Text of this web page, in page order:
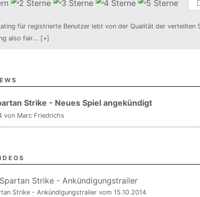
für registrierte Benutzer lebt von der Qualität der verteilten
also fair... [+]
Strike - Neues Spiel angekündigt
von Marc Friedrichs
Strike - Ankündigungstrailer vom 15.10.2014